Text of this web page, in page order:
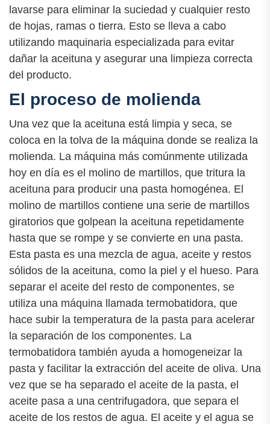
lavarse para eliminar la suciedad y cualquier resto
de hojas, ramas o tierra. Esto se lleva a cabo
utilizando maquinaria especializada para evitar
dañar la aceituna y asegurar una limpieza correcta
del producto.
El proceso de molienda
Una vez que la aceituna está limpia y seca, se
coloca en la tolva de la máquina donde se realiza la
molienda. La máquina más comúnmente utilizada
hoy en día es el molino de martillos, que tritura la
aceituna para producir una pasta homogénea. El
molino de martillos contiene una serie de martillos
giratorios que golpean la aceituna repetidamente
hasta que se rompe y se convierte en una pasta.
Esta pasta es una mezcla de agua, aceite y restos
sólidos de la aceituna, como la piel y el hueso. Para
separar el aceite del resto de componentes, se
utiliza una máquina llamada termobatidora, que
hace subir la temperatura de la pasta para acelerar
la separación de los componentes. La
termobatidora también ayuda a homogeneizar la
pasta y facilitar la extracción del aceite de oliva. Una
vez que se ha separado el aceite de la pasta, el
aceite pasa a una centrifugadora, que separa el
aceite de los restos de agua. El aceite y el agua se